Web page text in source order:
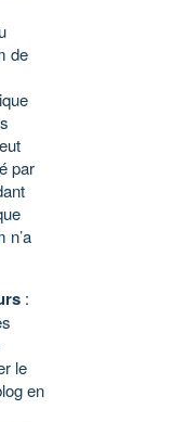
de
par
n’a
:
le
en